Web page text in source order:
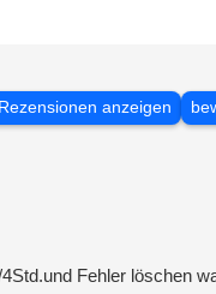
anzeigen
Fehler löschen